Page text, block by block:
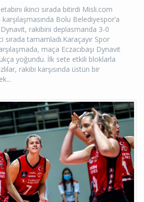
ikinci sırada bitirdi Misli.com
Bolu Belediyespor’a
Dynavit, rakibini deplasmanda 3-0
sırada tamamladı.Karaçayır Spor
maça Eczacıbaşı Dynavit
yoğundu. İlk sete etkili bloklarla
rakibi karşısında üstün bir